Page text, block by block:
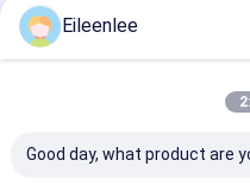
스파이럴 프리저 벨트
오븐 컨베이어 벨트
Eileenlee
Good day, what product are